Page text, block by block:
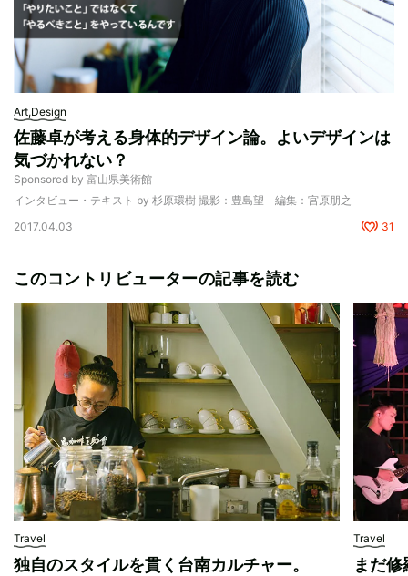
Art,Design
佐藤卓が考える身体的デザイン論。よいデザインは
気づかれない？
Sponsored by 富山県美術館
インタビュー・テキスト by 杉原環樹 撮影：豊島望 編集：宮原朋之
2017.04.03
31
このコントリビューターの記事を読む
Travel
独自のスタイルを貫く台南カルチャー。
Travel
まだ